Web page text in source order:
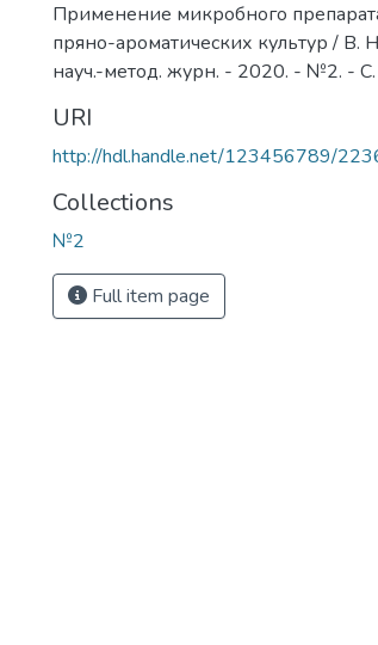
Применение микробного
пряно-ароматических культур / В.
науч.-метод. журн. - 2020. - №2. -
URI
http://hdl.handle.net/123456789/
Collections
№2
Full item page